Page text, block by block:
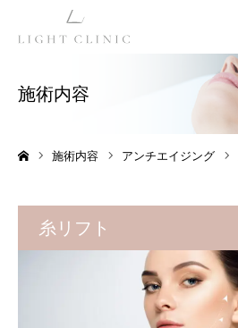
施術内容
施術内容 アンチエイジング
糸リフト